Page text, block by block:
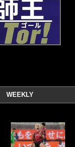
WEEKLY